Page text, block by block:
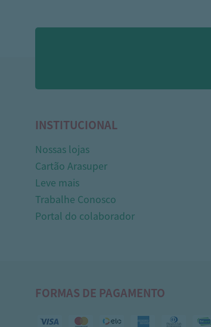
INSTITUCIONAL
Nossas lojas
Cartão Arasuper
Leve mais
Trabalhe Conosco
Portal do colaborador
FORMAS DE PAGAMENTO